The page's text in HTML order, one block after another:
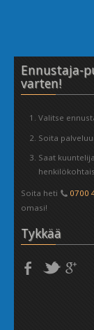
Ennustaja-
varten!
Valitse
Soita
Saat
Soita heti 0700
omasi!
Tykkää